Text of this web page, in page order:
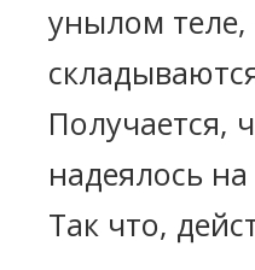
унылом
Получается,
надеялось
Так что,